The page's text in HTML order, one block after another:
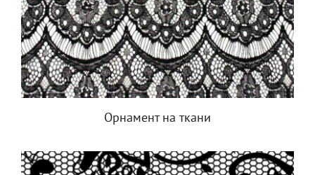
Орнамент на ткани